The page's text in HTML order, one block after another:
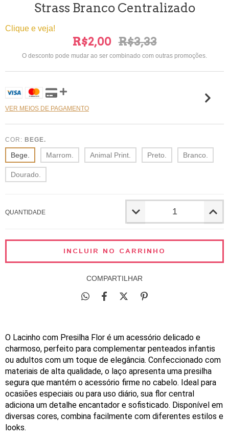
Strass Branco Centralizado
Clique e veja!
R$2,00 R$3,33
O desconto pode mudar ao ser combinado com outras promoções.
VER MEIOS DE PAGAMENTO
COR: BEGE.
Bege. Marrom. Animal Print. Preto. Branco.
Dourado.
QUANTIDADE
COMPARTILHAR
O Lacinho com Presilha Flor é um acessório delicado e
charmoso, perfeito para complementar penteados infantis
ou adultos com um toque de elegância. Confeccionado com
materiais de alta qualidade, o laço apresenta uma presilha
segura que mantém o acessório firme no cabelo. Ideal para
ocasiões especiais ou para uso diário, sua flor central
adiciona um detalhe encantador e sofisticado. Disponível em
diversas cores, combina facilmente com diferentes estilos e
looks.